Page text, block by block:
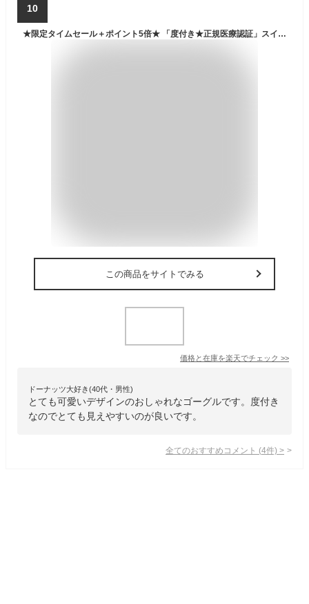
10
★限定タイムセール＋ポイント5倍★ 「度付き★正規医療認証」スイミングゴーグル 度付き ゴーグル 水泳 度付きゴーグル くもり止め スイムゴーグル 水中メガネ UVカット 低抵抗 水中眼鏡 水中ゴーグル 度付き 大人 子供 男女兼用 広い視野 近視 レンズ 送料無料 敬老の日
この商品をサイトでみる
価格と在庫を楽天でチェック >>
ドーナッツ大好き(40代・男性)
とても可愛いデザインのおしゃれなゴーグルです。度付き
なのでとても見えやすいのが良いです。
全てのおすすめコメント (4件) >